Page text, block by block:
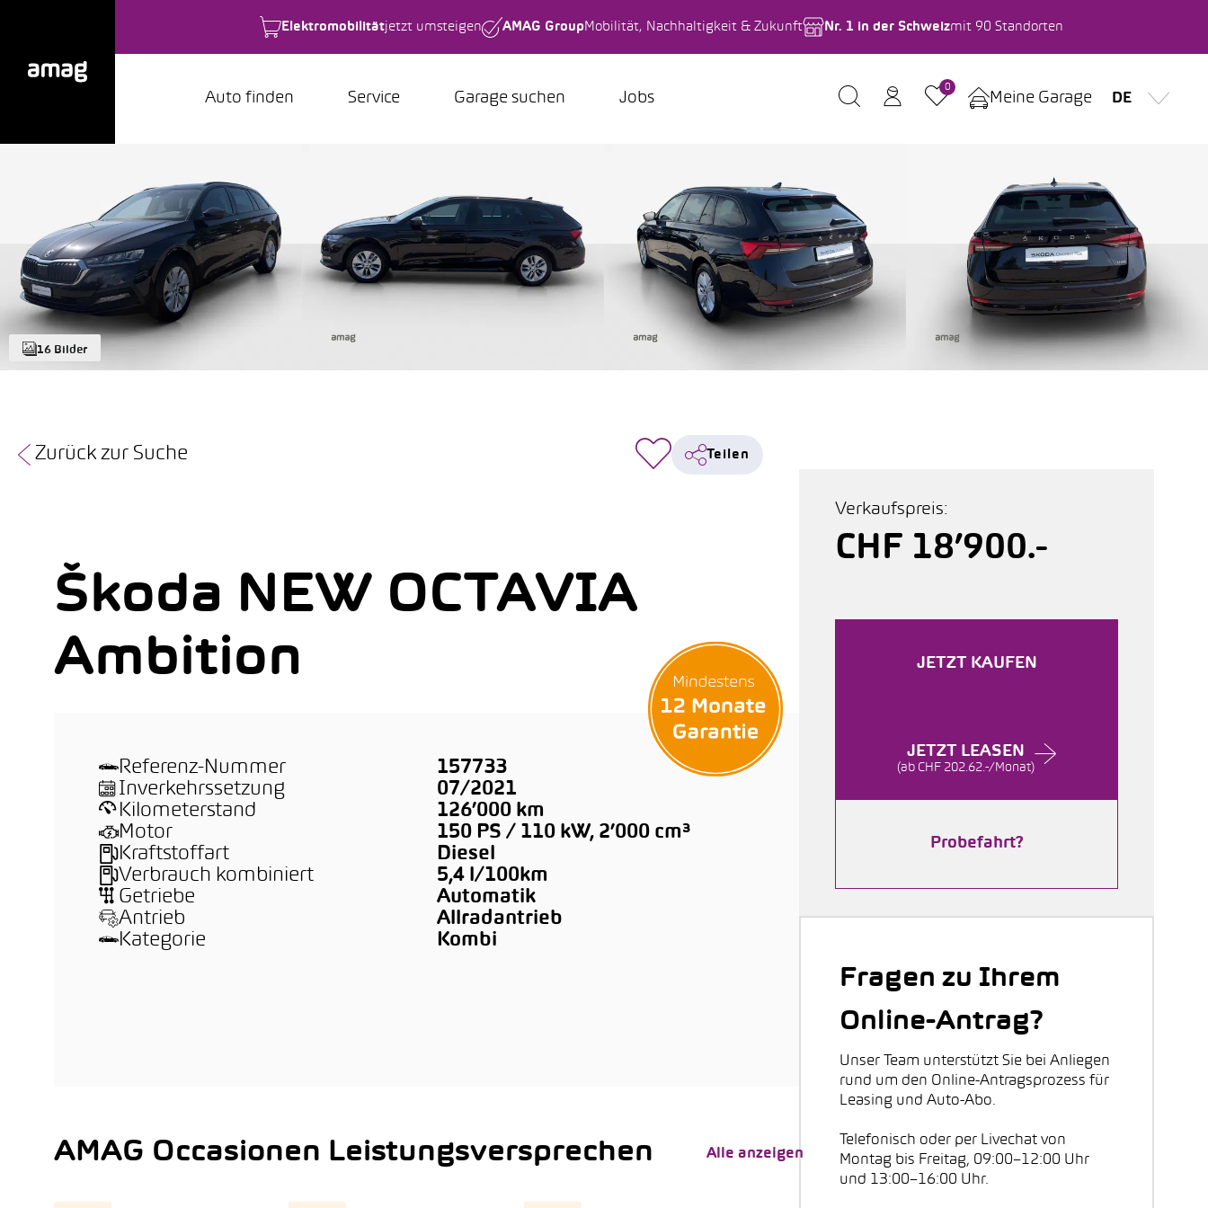
Elektromobilitätjetzt umsteigen AMAG Group Mobilität, Nachhaltigkeit & Zukunft Nr. 1 in der Schweizmit 90 Standorten
Auto finden Service Garage suchen Jobs
0
Meine Garage DE
16 Bilder
Zurück zur Suche Teilen
Škoda NEW OCTAVIA
Ambition
Referenz-Nummer
157733
Inverkehrssetzung
07/2021
Kilometerstand
126’000 km
Motor
150 PS / 110 kW, 2’000 cm³
Kraftstoffart
Diesel
Verbrauch kombiniert
5,4 l/100km
Getriebe
Automatik
Antrieb
Allradantrieb
Kategorie
Kombi
AMAG Occasionen Leistungsversprechen Alle anzeigen
Verkaufspreis:
CHF 18’900.-
JETZT KAUFEN
JETZT LEASEN
(ab CHF 202.62.-/Monat)
Probefahrt?
Fragen zu Ihrem
Online-Antrag?
Unser Team unterstützt Sie bei Anliegen
rund um den Online-Antragsprozess für
Leasing und Auto-Abo.
Telefonisch oder per Livechat von
Montag bis Freitag, 09:00–12:00 Uhr
und 13:00–16:00 Uhr.